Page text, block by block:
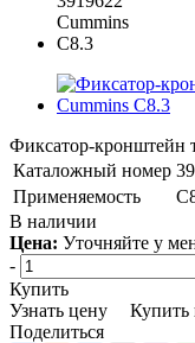
Фиксатор-кронштейн
Каталожный номер
Применяемость
В наличии
Цена: Уточняйте у
-
Купить
Узнать цену
Купить
Поделиться